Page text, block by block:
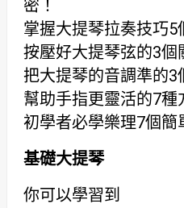
密！
掌握大提琴拉奏技巧5
按壓好大提琴弦的3個
把大提琴的音調準的3
幫助手指更靈活的7種
初學者必學樂理7個簡
基礎大提琴
你可以學習到